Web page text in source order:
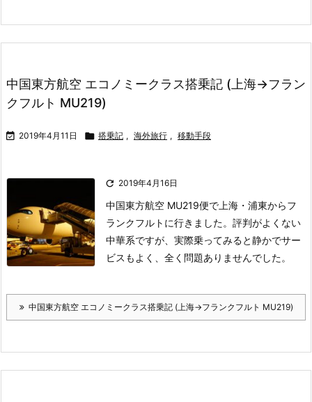
中国東方航空 エコノミークラス搭乗記 (上海→フラン
クフルト MU219)
 2019年4月11日  搭乗記 , 海外旅行 , 移動手段
 2019年4月16日
中国東方航空 MU219便で上海・浦東からフ
ランクフルトに行きました。 評判がよくない
中華系ですが、実際乗ってみると静かでサー
ビスもよく、全く問題ありませんでした。
中国東方航空 エコノミークラス搭乗記 (上海→フランクフルト MU219)